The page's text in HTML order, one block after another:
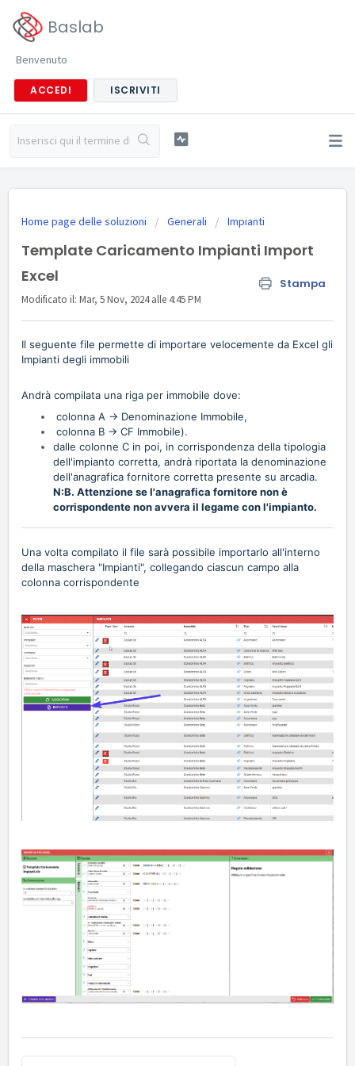
Baslab
Benvenuto
ACCEDI ISCRIVITI
Home page delle soluzioni Generali Impianti
Template Caricamento Impianti Import
Excel
Stampa
Modificato il: Mar, 5 Nov, 2024 alle 4:45 PM
Il seguente file permette di importare velocemente da Excel gli
Impianti degli immobili
Andrà compilata una riga per immobile dove:
colonna A -> Denominazione Immobile,
colonna B -> CF Immobile).
dalle colonne C in poi, in corrispondenza della tipologia
dell'impianto corretta, andrà riportata la denominazione
dell'anagrafica fornitore corretta presente su arcadia.
N:B. Attenzione se l'anagrafica fornitore non è
corrispondente non avvera il legame con l'impianto.
Una volta compilato il file sarà possibile importarlo all'interno
della maschera "Impianti", collegando ciascun campo alla
colonna corrispondente